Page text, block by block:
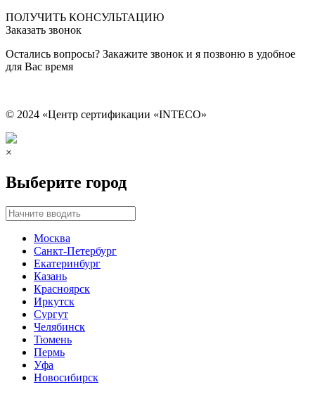
ПОЛУЧИТЬ КОНСУЛЬТАЦИЮ
Заказать звонок
Остались вопросы? Закажите звонок и я позвоню в удобное
для Вас время
© 2024 «Центр сертификации «INTECO»
×
Выберите город
Москва
Санкт-Петербург
Екатеринбург
Казань
Красноярск
Иркутск
Сургут
Челябинск
Тюмень
Пермь
Уфа
Новосибирск